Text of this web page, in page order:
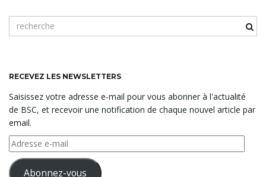
n
o
l
d
e
r
e
c
h
RECEVEZ LES NEWSLETTERS
Saisissez votre adresse e-mail pour vous abonner à l'actualité
de BSC, et recevoir une notification de chaque nouvel article par
email.
Adresse
e-
mailAbonnez-vous